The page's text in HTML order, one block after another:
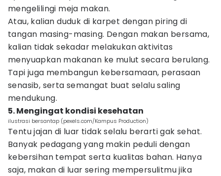
mengelilingi meja makan.
Atau, kalian duduk di karpet dengan piring di
tangan masing-masing. Dengan makan bersama,
kalian tidak sekadar melakukan aktivitas
menyuapkan makanan ke mulut secara berulang.
Tapi juga membangun kebersamaan, perasaan
senasib, serta semangat buat selalu saling
mendukung.
5. Mengingat kondisi kesehatan
ilustrasi bersantap (pexels.com/Kampus Production)
Tentu jajan di luar tidak selalu berarti gak sehat.
Banyak pedagang yang makin peduli dengan
kebersihan tempat serta kualitas bahan. Hanya
saja, makan di luar sering mempersulitmu jika